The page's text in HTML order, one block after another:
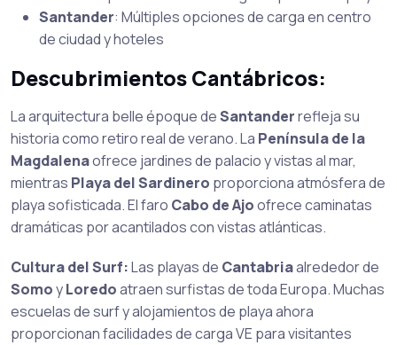
Santander: Múltiples opciones de carga en centro
de ciudad y hoteles
Descubrimientos Cantábricos:
La arquitectura belle époque deSantanderrefleja su
historia como retiro real de verano. La Península de la
Magdalenaofrece jardines de palacio y vistas al mar,
mientras Playa del Sardinero proporciona atmósfera de
playa sofisticada. El faro Cabo de Ajoofrece caminatas
dramáticas por acantilados con vistas atlánticas.
Cultura del Surf:Las playas de Cantabriaalrededor de
SomoyLoredoatraen surfistas de toda Europa. Muchas
escuelas de surf y alojamientos de playa ahora
proporcionan facilidades de carga VE para visitantes